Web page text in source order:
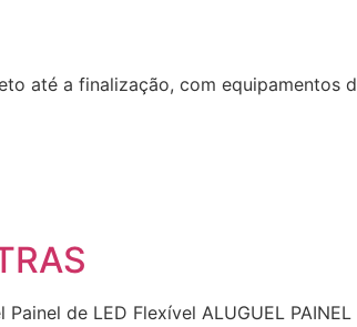
até a finalização, com equipamentos
de LED Flexível ALUGUEL PAINEL